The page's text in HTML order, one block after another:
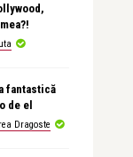
fantastică
de el
Dragoste